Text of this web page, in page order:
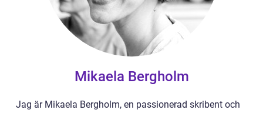
Mikaela Bergholm
Jag är Mikaela Bergholm, en passionerad skribent och